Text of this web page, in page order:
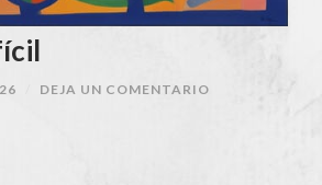
DEJA UN COMENTARIO